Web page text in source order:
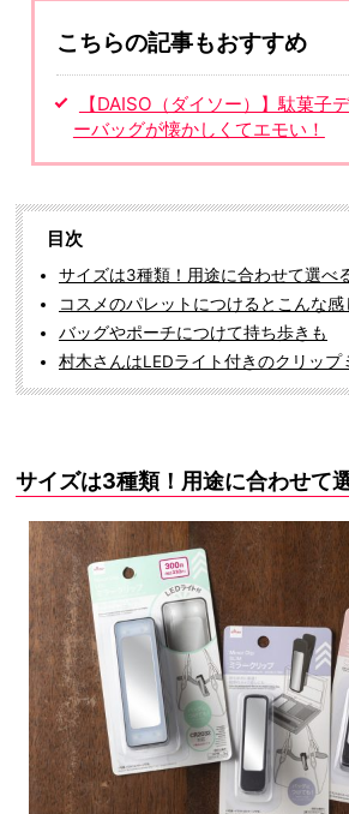
こちらの記事もおすすめ
【DAISO（ダイソー）】駄菓子
ーバッグが懐かしくてエモい！
目次
サイズは3種類！用途に合わせて選べ
コスメのパレットにつけるとこんな感
バッグやポーチにつけて持ち歩きも
村木さんはLEDライト付きのクリップ
サイズは3種類！用途に合わせて